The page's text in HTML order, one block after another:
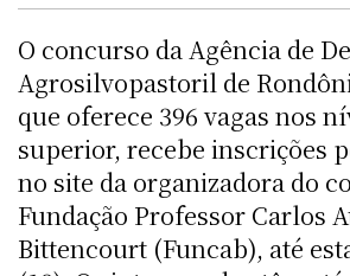
O concurso da Agência de
Agrosilvopastoril de
que oferece 396 vagas nos
superior, recebe inscrições
no site da organizadora do
Fundação Professor Carlos
Bittencourt (Funcab), até